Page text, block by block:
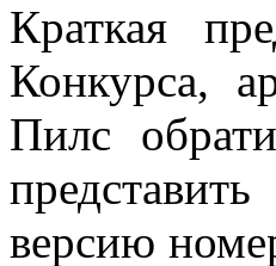
Краткая
Конкурса,
Пилс
версию